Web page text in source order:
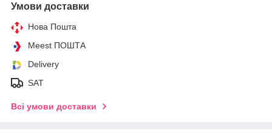
Умови доставки
Нова Пошта
Meest ПОШТА
Delivery
SAT
Всі умови доставки